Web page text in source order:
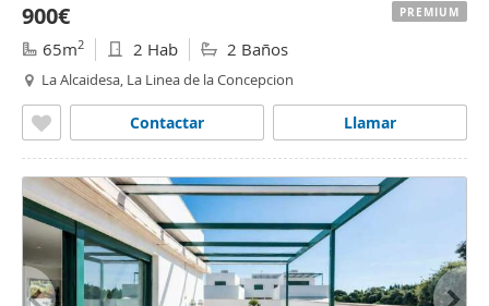
900€
65m2 2 Hab 2 Baños
La Alcaidesa, La Linea de la Concepcion
Llamar
Contactar
PREMIUM